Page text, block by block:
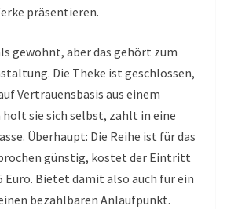
präsentieren.
gewohnt, aber das gehört zum
Die Theke ist geschlossen,
Vertrauensbasis aus einem
holt sie sich selbst, zahlt in eine
Überhaupt: Die Reihe ist für das
günstig, kostet der Eintritt
Euro. Bietet damit also auch für ein
bezahlbaren Anlaufpunkt.